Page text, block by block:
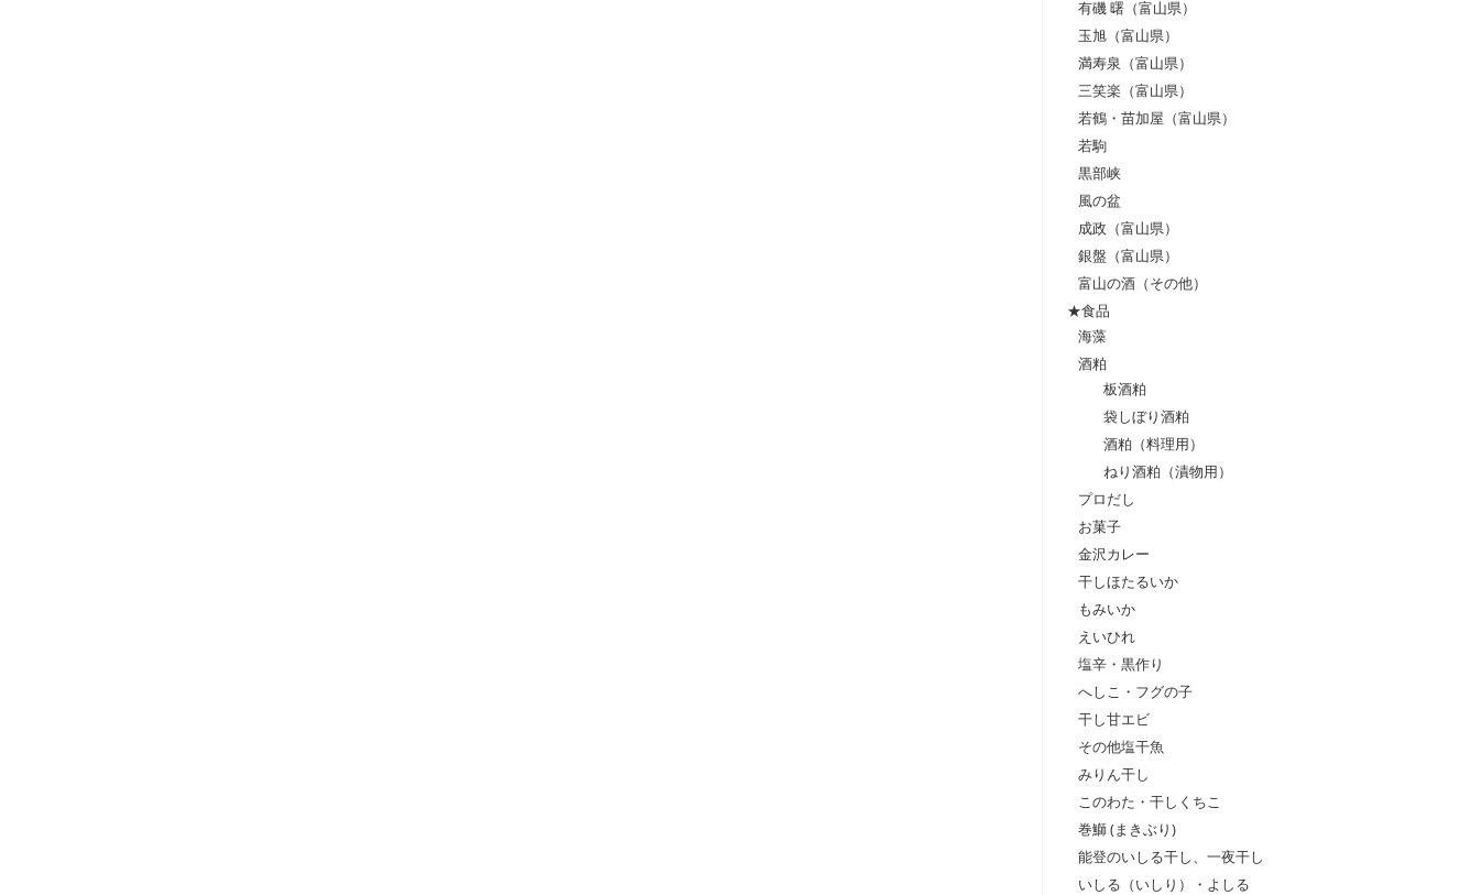
有磯 曙（富山県）
玉旭（富山県）
満寿泉（富山県）
三笑楽（富山県）
若鶴・苗加屋（富山県）
若駒
黒部峡
風の盆
成政（富山県）
銀盤（富山県）
富山の酒（その他）
★食品
海藻
酒粕
板酒粕
袋しぼり酒粕
酒粕（料理用）
ねり酒粕（漬物用）
プロだし
お菓子
金沢カレー
干しほたるいか
もみいか
えいひれ
塩辛・黒作り
へしこ・フグの子
干し甘エビ
その他塩干魚
みりん干し
このわた・干しくちこ
巻鰤 (まきぶり)
能登のいしる干し、一夜干し
いしる（いしり）・よしる